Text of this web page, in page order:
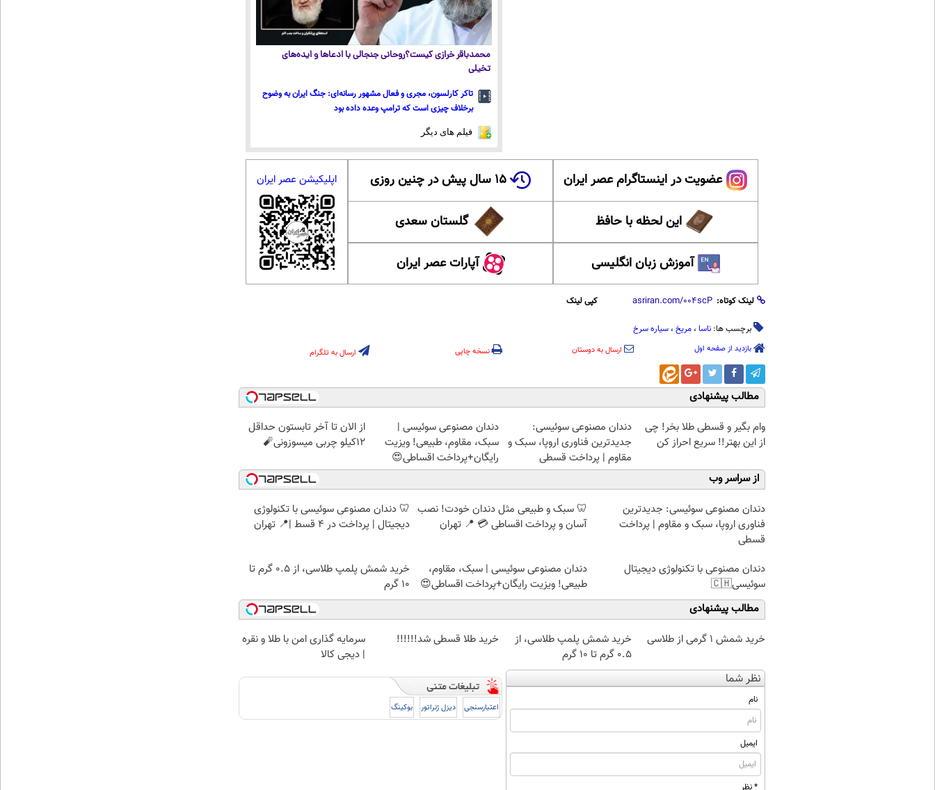
محمدباقر خرازی کیست؟روحانی جنجالی با ادعاها و ایده‌های
تخیلی
تاکر کارلسون، مجری و فعال مشهور رسانه‌ای: جنگ ایران به وضوح
برخلاف چیزی است که ترامپ وعده داده بود
فیلم های دیگر
عضویت در اینستاگرام عصر ایران ۱۵ سال پیش در چنین روزی
این لحظه با حافظ گلستان سعدی
آموزش زبان انگلیسی آپارات عصر ایران
اپلیکیشن عصر ایران
لینک کوتاه: کپی لینک
برچسب ها: ناسا ، مریخ ، سیاره سرخ
بازدید از صفحه اول ارسال به دوستان نسخه چاپی ارسال به تلگرام
مطالب پیشنهادی
وام بگیر و قسطی طلا بخر! چی
از این بهتر!! سریع احراز کن
دندان مصنوعی سوئیسی:
جدیدترین فناوری اروپا، سبک و
مقاوم | پرداخت قسطی
دندان مصنوعی سوئیسی |
سبک، مقاوم، طبیعی! ویزیت
رایگان+پرداخت اقساطی😍
از الان تا آخر تابستون حداقل
12کیلو چربی میسوزونی🧨
از سراسر وب
دندان مصنوعی سوئیسی: جدیدترین
فناوری اروپا، سبک و مقاوم | پرداخت
قسطی
🦷 سبک و طبیعی مثل دندان خودت! نصب
آسان و پرداخت اقساطی 💳 📍 تهران
🦷 دندان مصنوعی سوئیسی با تکنولوژی
دیجیتال | پرداخت در 4 قسط |📍 تهران
دندان مصنوعی با تکنولوژی دیجیتال
سوئیسی🇨🇭
دندان مصنوعی سوئیسی | سبک، مقاوم،
طبیعی! ویزیت رایگان+پرداخت اقساطی😍
خرید شمش پلمپ طلاسی، از ۰.۵ گرم تا
۱۰ گرم
مطالب پیشنهادی
خرید شمش 1 گرمی از طلاسی
خرید شمش پلمپ طلاسی، از
۰.۵ گرم تا ۱۰ گرم
خرید طلا قسطی شد!!!!!!
سرمایه گذاری امن با طلا و نقره
| دیجی کالا
نظر شما
نام
ایمیل
* نظر
اعتبارسنجی دیزل ژنراتور بوکینگ